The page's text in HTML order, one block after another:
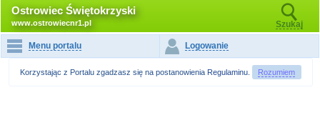
Ostrowiec Świętokrzyski
www.ostrowiecnr1.pl Szukaj
Menu portalu Logowanie
Korzystając z Portalu zgadzasz się na postanowienia Regulaminu Rozumiem